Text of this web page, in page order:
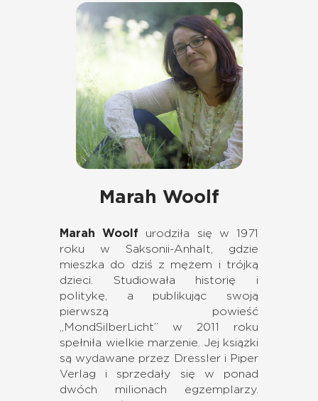
Marah Woolf
Marah Woolf urodziła się w 1971
roku w Saksonii-Anhalt, gdzie
mieszka do dziś z mężem i trójką
dzieci. Studiowała historię i
politykę, a publikując swoją
pierwszą powieść
„MondSilberLicht” w 2011 roku
spełniła wielkie marzenie. Jej książki
są wydawane przez Dressler i Piper
Verlag i sprzedały się w ponad
dwóch milionach egzemplarzy.